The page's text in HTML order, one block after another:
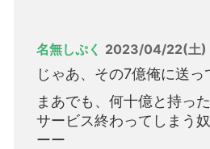
名無しぷく 2023/04/22(土)
じゃあ、その7億俺に送っ
まあでも、何十億と持っ
サービス終わってしまう
ーー